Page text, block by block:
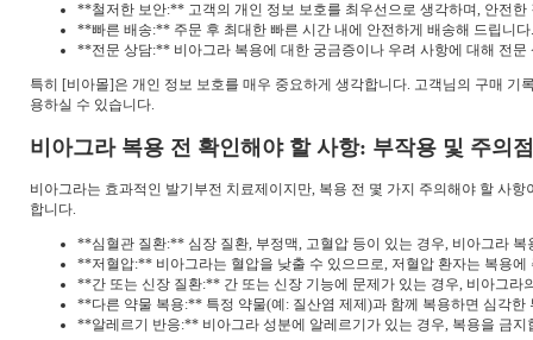
**철저한 보안:** 고객의 개인 정보 보호를 최우선으로 생각하며, 안전한
**빠른 배송:** 주문 후 최대한 빠른 시간 내에 안전하게 배송해 드립니다.
**전문 상담:** 비아그라 복용에 대한 궁금증이나 우려 사항에 대해 전문
특히 [비아몰]은 개인 정보 보호를 매우 중요하게 생각합니다. 고객님의 구매
용하실 수 있습니다.
비아그라 복용 전 확인해야 할 사항: 부작용 및 주의점
비아그라는 효과적인 발기부전 치료제이지만, 복용 전 몇 가지 주의해야 할 사
합니다.
**심혈관 질환:** 심장 질환, 부정맥, 고혈압 등이 있는 경우, 비아그라 복
**저혈압:** 비아그라는 혈압을 낮출 수 있으므로, 저혈압 환자는 복용에
**간 또는 신장 질환:** 간 또는 신장 기능에 문제가 있는 경우, 비아그라
**다른 약물 복용:** 특정 약물(예: 질산염 제제)과 함께 복용하면 심각한
**알레르기 반응:** 비아그라 성분에 알레르기가 있는 경우, 복용을 금지